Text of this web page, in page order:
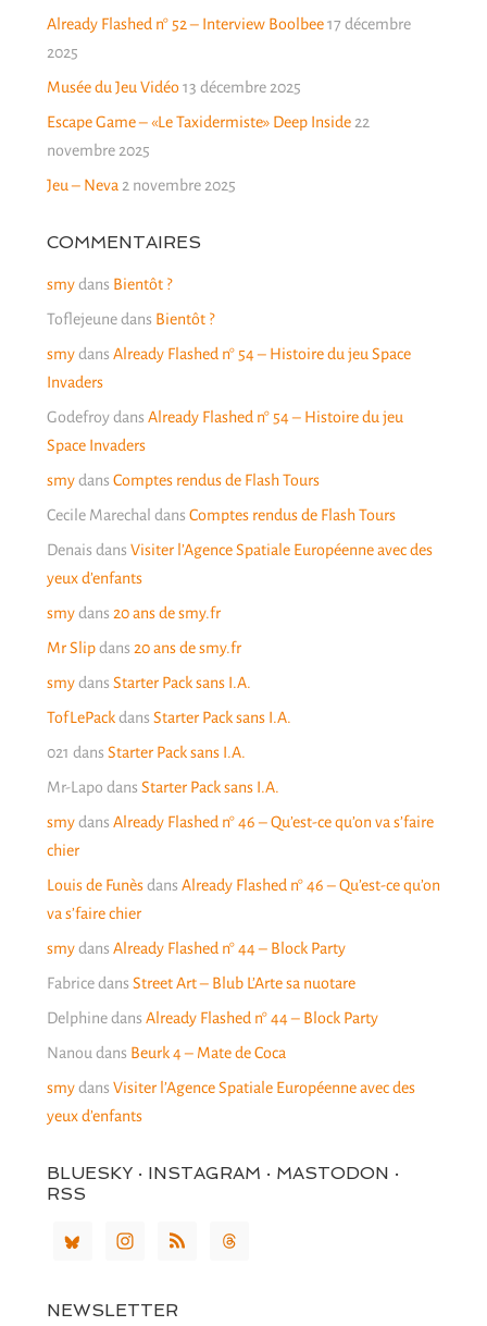
Already Flashed n° 52 – Interview Boolbee 17 décembre
2025
Musée du Jeu Vidéo 13 décembre 2025
Escape Game – «Le Taxidermiste» Deep Inside 22
novembre 2025
Jeu – Neva 2 novembre 2025
COMMENTAIRES
smydans Bientôt ?
Toflejeunedans Bientôt ?
smydans Already Flashed n° 54 – Histoire du jeu Space
Invaders
Godefroydans Already Flashed n° 54 – Histoire du jeu
Space Invaders
smydans Comptes rendus de Flash Tours
Cecile Marechal dans Comptes rendus de Flash Tours
Denais dans Visiter l’Agence Spatiale Européenne avec des
yeux d’enfants
smydans 20 ans de smy.fr
Mr Slipdans 20 ans de smy.fr
smydans Starter Pack sans I.A.
TofLePackdans Starter Pack sans I.A.
021 dans Starter Pack sans I.A.
Mr-Lapo dans Starter Pack sans I.A.
smydans Already Flashed n° 46 – Qu’est-ce qu’on va s’faire
chier
Louis de Funèsdans Already Flashed n° 46 – Qu’est-ce qu’on
va s’faire chier
smydans Already Flashed n° 44 – Block Party
Fabricedans Street Art – Blub L’Arte sa nuotare
Delphinedans Already Flashed n° 44 – Block Party
Nanou dans Beurk 4 – Mate de Coca
smydans Visiter l’Agence Spatiale Européenne avec des
yeux d’enfants
BLUESKY · INSTAGRAM · MASTODON ·
RSS
NEWSLETTER